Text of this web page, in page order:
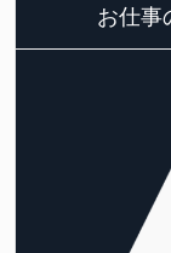
お仕事